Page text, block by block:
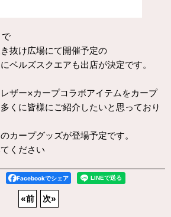
抜け広場にて開催予定の
ベルズスクエアも出店が決定です。
ザー×カープコラボアイテムをカープ
くに皆様にご紹介したいと思っており
カープグッズが登場予定です。
ください
Facebookでシェア
«前 次»